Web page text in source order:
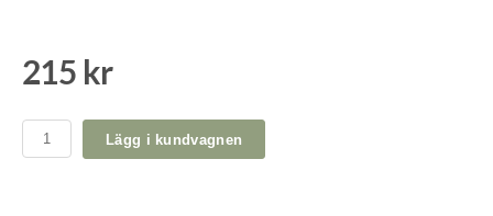
215 kr
Lägg i kundvagnen